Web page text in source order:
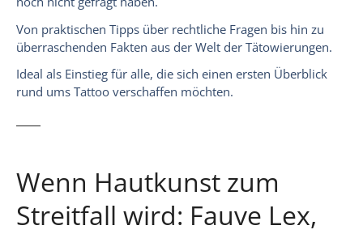
Von praktischen Tipps über rechtliche Fragen bis hin zu
überraschenden Fakten aus der Welt der Tätowierungen.
Ideal als Einstieg für alle, die sich einen ersten Überblick
rund ums Tattoo verschaffen möchten.
Wenn Hautkunst zum
Streitfall wird: Fauve Lex,